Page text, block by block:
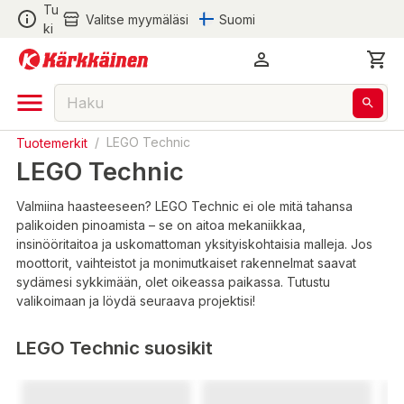
Tu
ki
Valitse myymäläsi Suomi
Tuotemerkit / LEGO Technic
LEGO Technic
Valmiina haasteeseen? LEGO Technic ei ole mitä tahansa
palikoiden pinoamista – se on aitoa mekaniikkaa,
insinööritaitoa ja uskomattoman yksityiskohtaisia malleja. Jos
moottorit, vaihteistot ja monimutkaiset rakennelmat saavat
sydämesi sykkimään, olet oikeassa paikassa. Tutustu
valikoimaan ja löydä seuraava projektisi!
LEGO Technic suosikit